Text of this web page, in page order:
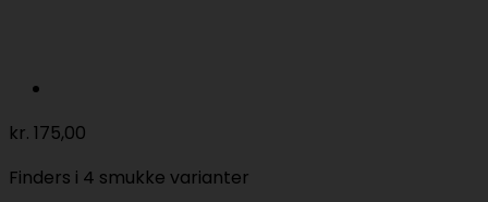
kr. 175,00
Finders i 4 smukke varianter